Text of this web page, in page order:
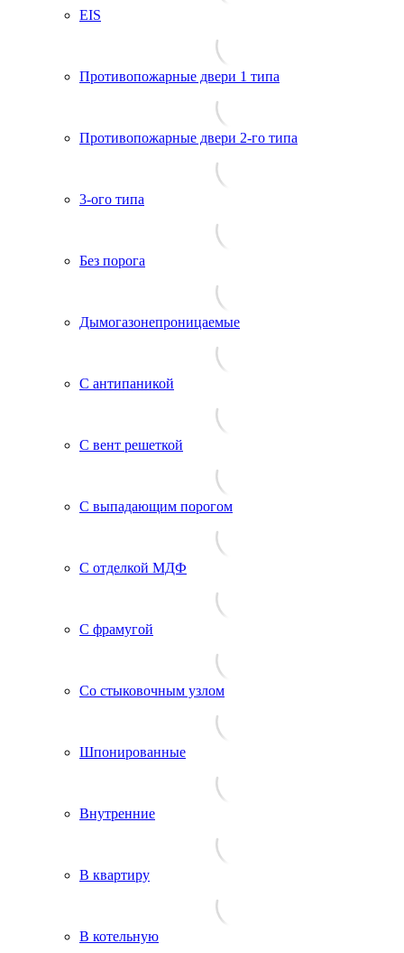
EIS
Противопожарные двери 1 типа
Противопожарные двери 2-го типа
3-ого типа
Без порога
Дымогазонепроницаемые
С антипаникой
С вент решеткой
С выпадающим порогом
С отделкой МДФ
С фрамугой
Со стыковочным узлом
Шпонированные
Внутренние
В квартиру
В котельную